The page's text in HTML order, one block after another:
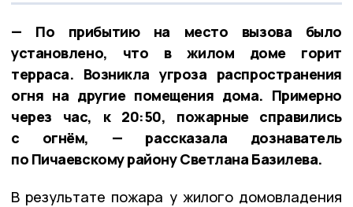
— По прибытию на место вызова было
установлено, что в жилом доме горит
терраса. Возникла угроза распространения
огня на другие помещения дома. Примерно
через час, к 20:50, пожарные справились
с огнём, — рассказала дознаватель
по Пичаевскому району Светлана Базилева.
В результате пожара у жилого домовладения